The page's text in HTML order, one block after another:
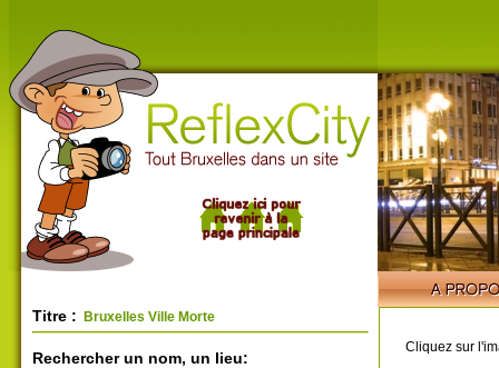
Titre : Bruxelles Ville Morte
Rechercher un nom, un lieu:
Cliquez sur